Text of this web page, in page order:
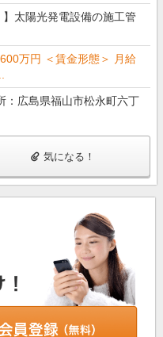
】太陽光発電設備の施工管
万円 ＜賃金形態＞ 月給
：広島県福山市松永町六丁
気になる！